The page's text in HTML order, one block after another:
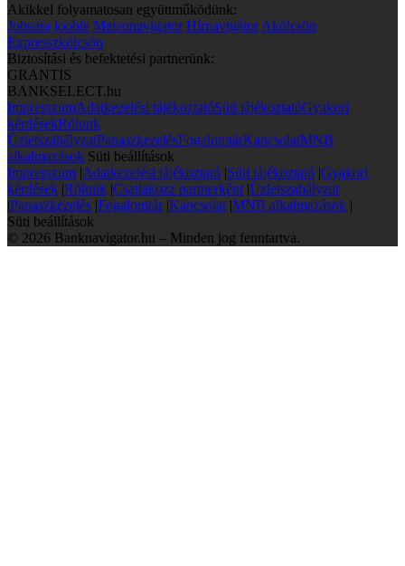
Akikkel folyamatosan együttműködünk:
Jobsora jooble Meteonavigator Hírnavigátor Akölcsön
Expresszkölcsön
Biztosítási és befektetési partnerünk:
GRANTIS
BANKSELECT.hu
ImpresszumAdatkezelési tájékoztatóSüti tájékoztatóGyakori
kérdésekRólunk
ÜzletszabályzatPanaszkezelésFogalomtárKapcsolatMNB
alkalmazások Süti beállítások
Impresszum |Adatkezelési tájékoztató |Süti tájékoztató |Gyakori
kérdések |Rólunk |Csatlakozz partnerként |Üzletszabályzat
|Panaszkezelés |Fogalomtár |Kapcsolat |MNB alkalmazások |
Süti beállítások
© 2026 Banknavigator.hu – Minden jog fenntartva.